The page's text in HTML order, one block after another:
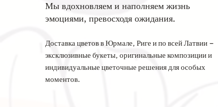
Мы вдохновляем и наполняем жизнь
эмоциями, превосходя ожидания.
Доставка цветов в Юрмале, Риге и по всей Латвии –
эксклюзивные букеты, оригинальные композиции и
индивидуальные цветочные решения для особых
моментов.